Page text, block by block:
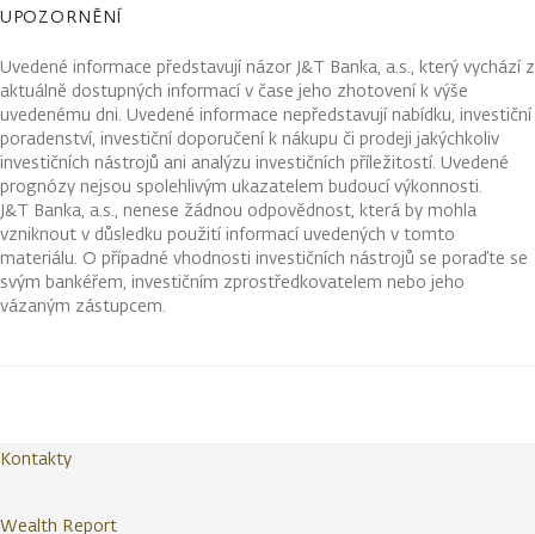
UPOZORNĚNÍ
Uvedené informace představují názor J&T Banka, a.s., který vychází z
aktuálně dostupných informací v čase jeho zhotovení k výše
uvedenému dni. Uvedené informace nepředstavují nabídku, investiční
poradenství, investiční doporučení k nákupu či prodeji jakýchkoliv
investičních nástrojů ani analýzu investičních příležitostí. Uvedené
prognózy nejsou spolehlivým ukazatelem budoucí výkonnosti.
J&T Banka, a.s., nenese žádnou odpovědnost, která by mohla
vzniknout v důsledku použití informací uvedených v tomto
materiálu. O případné vhodnosti investičních nástrojů se poraďte se
svým bankéřem, investičním zprostředkovatelem nebo jeho
vázaným zástupcem.
Kontakty
Wealth Report